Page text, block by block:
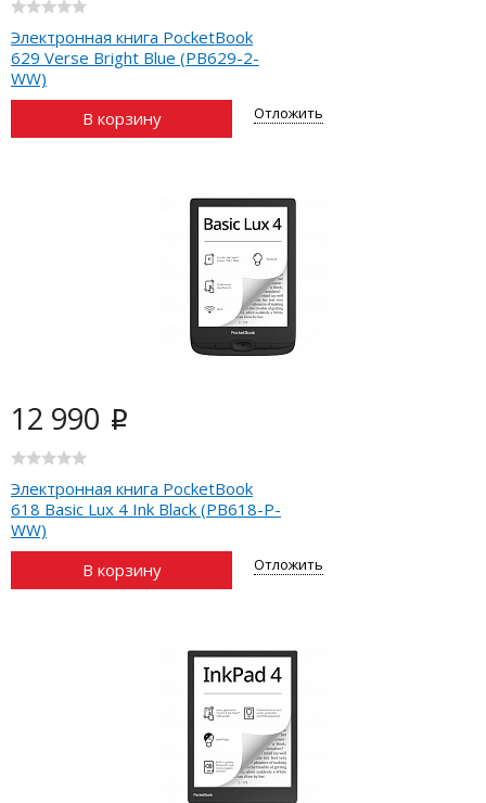
Электронная книга PocketBook
629 Verse Bright Blue (PB629-2-
WW)
В корзину
Отложить
12 990 i
Электронная книга PocketBook
618 Basic Lux 4 Ink Black (PB618-P-
WW)
В корзину
Отложить